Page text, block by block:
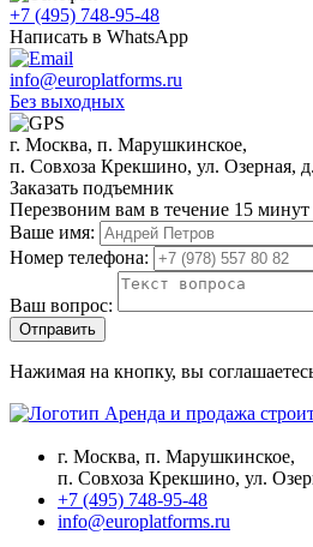
+7 (495) 748-95-48
Написать в WhatsApp
info@europlatforms.ru
Без выходных
г. Москва, п. Марушкинское,
п. Совхоза Крекшино, ул. Озерная,
Заказать подъемник
Перезвоним вам в течение 15 минут
Ваше имя:
Номер телефона:
Ваш вопрос:
Отправить
Нажимая на кнопку, вы
Аренда и продажа
г. Москва, п. Марушкинское,
п. Совхоза Крекшино, ул.
+7 (495) 748-95-48
info@europlatforms.ru